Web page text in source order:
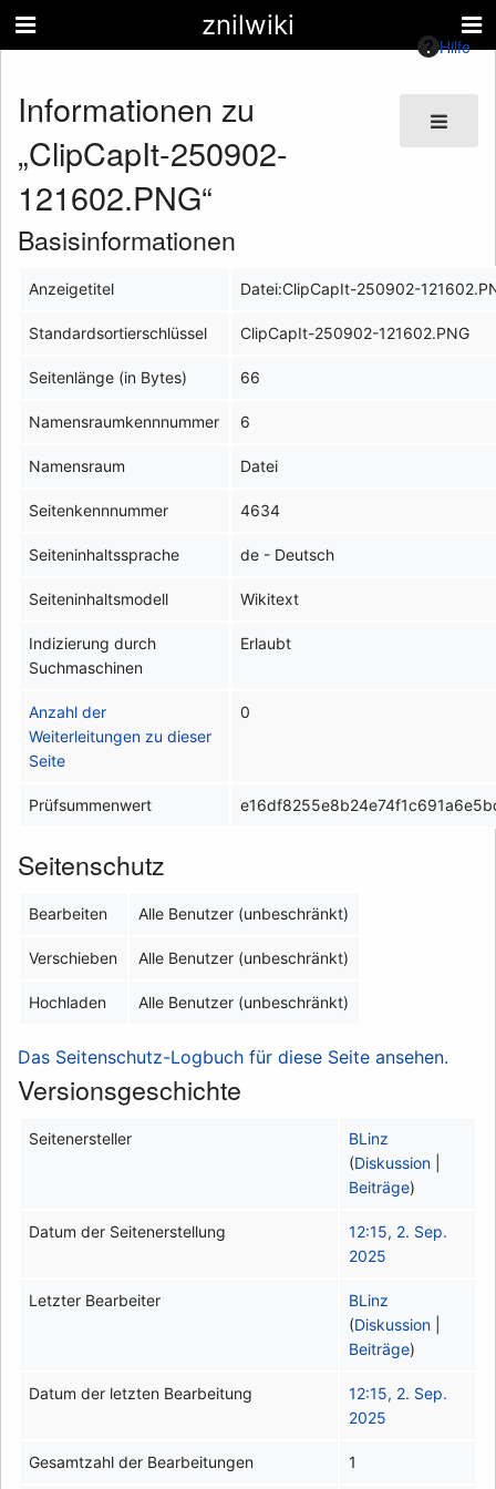
znilwiki
Hilfe
Informationen zu
„ClipCapIt-250902-
121602.PNG“
Basisinformationen
Anzeigetitel Datei:ClipCapIt-250902-
Standardsortierschlüssel ClipCapIt-250902-121602.PNG
Seitenlänge (in Bytes) 66
Namensraumkennnummer 6
Namensraum Datei
Seitenkennnummer 4634
Seiteninhaltssprache de - Deutsch
Seiteninhaltsmodell Wikitext
Indizierung durch
Suchmaschinen
Erlaubt
Anzahl der
Weiterleitungen zu dieser
Seite
0
Prüfsummenwert
Seitenschutz
Bearbeiten Alle Benutzer (unbeschränkt)
Verschieben Alle Benutzer (unbeschränkt)
Hochladen Alle Benutzer (unbeschränkt)
Das Seitenschutz-Logbuch für diese Seite ansehen.
Versionsgeschichte
Seitenersteller
BLinz
(Diskussion
Beiträge)
Datum der Seitenerstellung
12:15, 2. Sep.
2025
Letzter Bearbeiter
BLinz
(Diskussion
Beiträge)
Datum der letzten Bearbeitung
12:15, 2. Sep.
2025
Gesamtzahl der Bearbeitungen 1